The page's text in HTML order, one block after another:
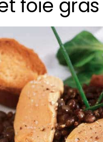
foie gras